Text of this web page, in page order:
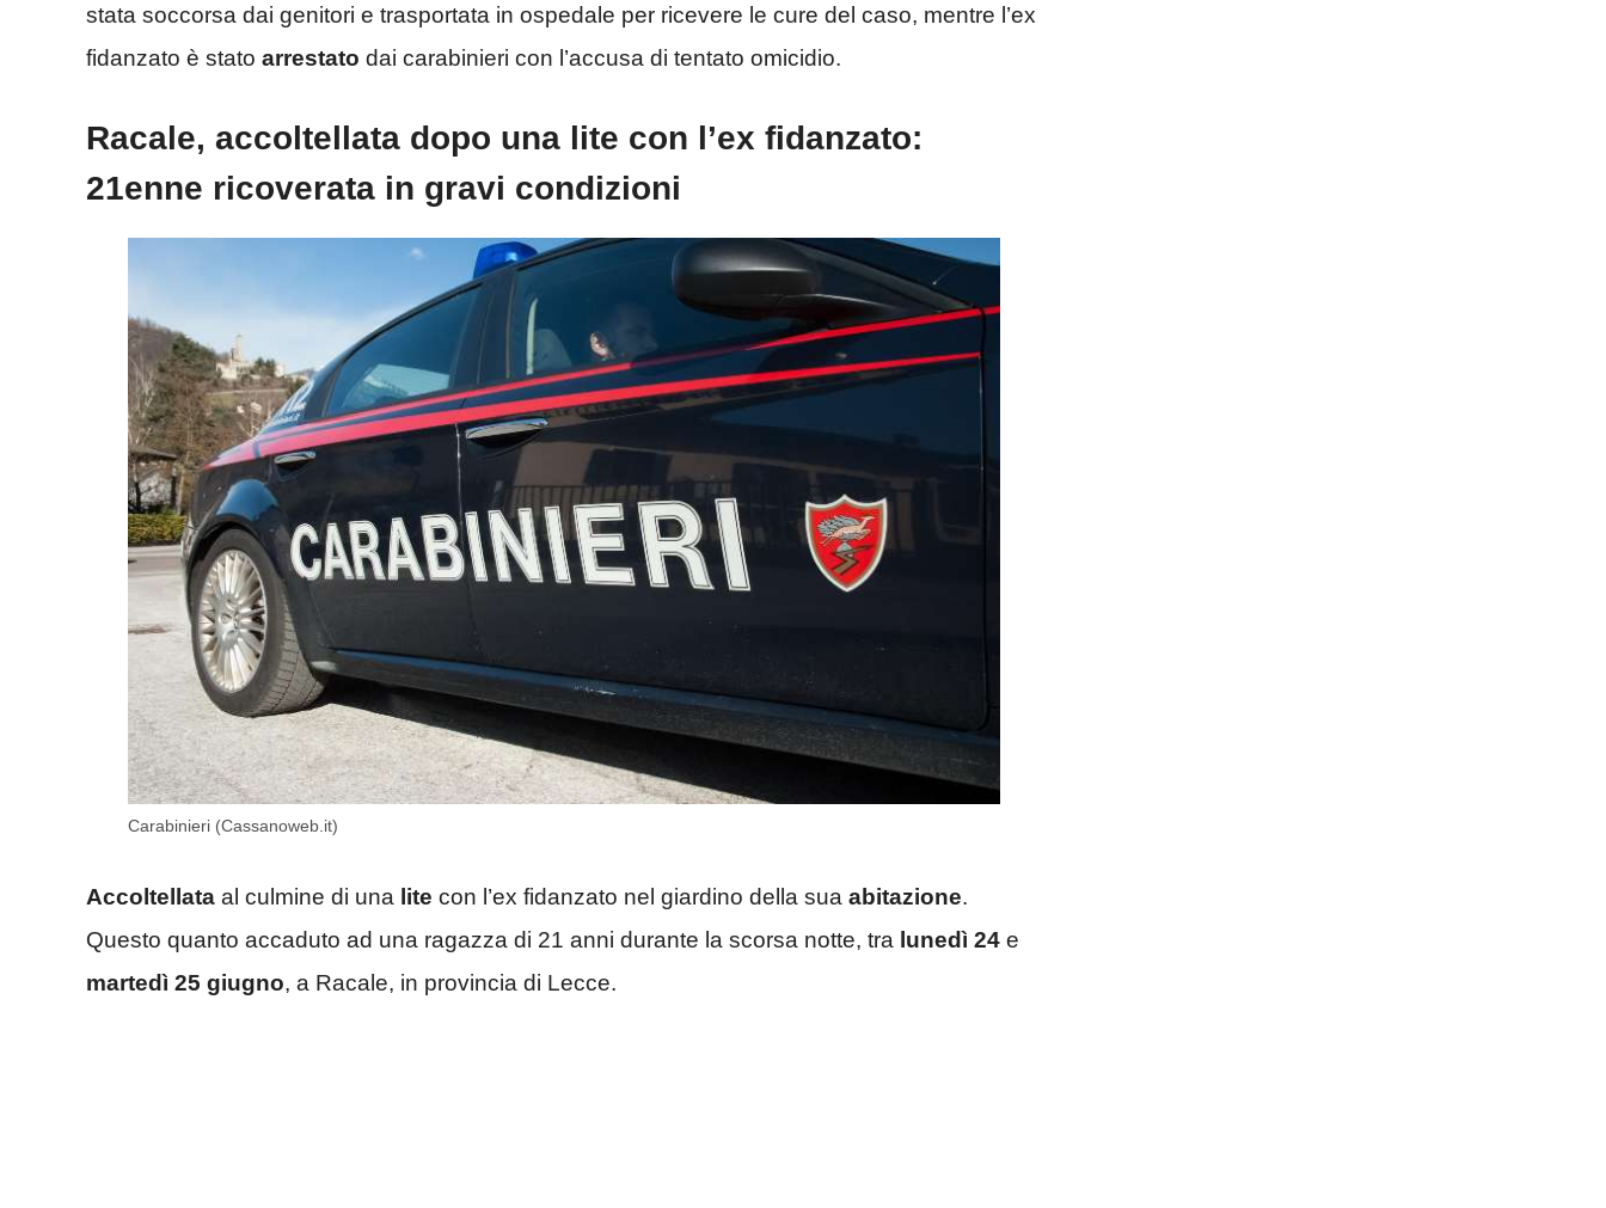
stata soccorsa dai genitori e trasportata in ospedale per ricevere le cure del caso, mentre l’ex
fidanzato è stato arrestato dai carabinieri con l’accusa di tentato omicidio.
Racale, accoltellata dopo una lite con l’ex fidanzato:
21enne ricoverata in gravi condizioni
Carabinieri (Cassanoweb.it)
Accoltellata al culmine di una lite con l’ex fidanzato nel giardino della sua abitazione.
Questo quanto accaduto ad una ragazza di 21 anni durante la scorsa notte, tra lunedì 24 e
martedì 25 giugno, a Racale, in provincia di Lecce.